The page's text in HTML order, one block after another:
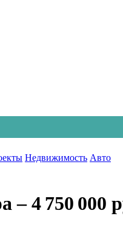
Недвижимость Авто
‒ 4 750 000